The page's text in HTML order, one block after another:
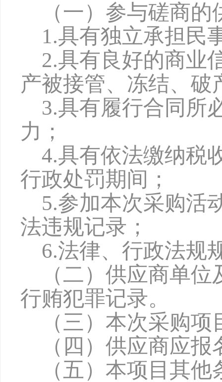
（一）参与磋商
1.具有独立承担民
2.具有良好的商业
产被接管、冻结、破
3.具有履行合同所
力；
4.具有依法缴纳税
行政处罚期间；
5.参加本次采购活
法违规记录；
6.法律、行政法规
（二）供应商单
行贿犯罪记录。
（三）本次采购
（四）供应商应
（五）本项目其他